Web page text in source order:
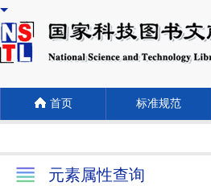
首页 标准规范
元素属性查询